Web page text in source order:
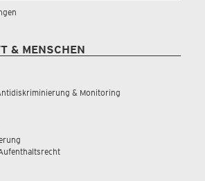
& MENSCHEN
& Monitoring